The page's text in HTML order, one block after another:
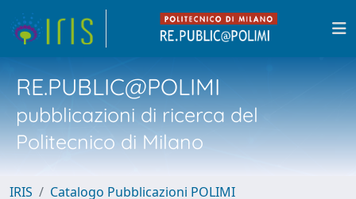
RE.PUBLIC@POLIMI
pubblicazioni di ricerca del
Politecnico di Milano
IRIS
Catalogo Pubblicazioni POLIMI